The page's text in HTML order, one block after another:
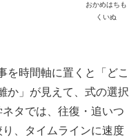
おかめはちも
くいぬ
を時間軸に置くと「どこ
か」が見えて、式の選択
タでは、往復・追いつ
、タイムラインに速度